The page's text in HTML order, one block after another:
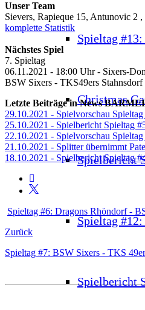
Spieltag
Christmas
Spielbericht
Spieltag
Spielbericht
Unser Team
Sievers, Rapieque 15, Antunovic 2
komplette Statistik
Nächstes Spiel
7. Spieltag
06.11.2021 - 18:00 Uhr - Sixers-
BSW Sixers - TKS49ers Stahnsdorf
Letzte Beiträge in News
29.10.2021 - Spielvorschau
25.10.2021 - Spielbericht Spieltag
22.10.2021 - Spielvorschau
21.10.2021 - Splitter übernimmt
18.10.2021 - Spielbericht Spieltag
Spieltag #6: Dragons Rhöndorf -
Zurück
Spieltag #7: BSW Sixers - TKS